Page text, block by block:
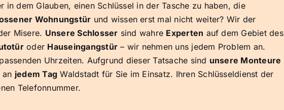
in dem Glauben, einen Schlüssel in der Tasche zu haben, die
Wohnungstür und wissen erst mal nicht weiter? Wir der
Misere. Unsere Schlosser sind wahre Experten auf dem Gebiet des
oder Hauseingangstür – wir nehmen uns jedem Problem an.
Uhrzeiten. Aufgrund dieser Tatsache sind unsere Monteure
an jedem Tag Waldstadt für Sie im Einsatz. Ihren Schlüsseldienst der
Telefonnummer.